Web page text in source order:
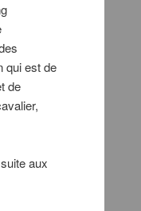
qui est de
de
aux